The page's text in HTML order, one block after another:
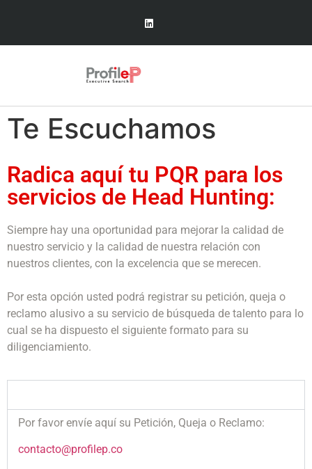
Te Escuchamos
Radica aquí tu PQR para los
servicios de Head Hunting:
Siempre hay una oportunidad para mejorar la calidad de
nuestro servicio y la calidad de nuestra relación con
nuestros clientes, con la excelencia que se merecen.
Por esta opción usted podrá registrar su petición, queja o
reclamo alusivo a su servicio de búsqueda de talento para lo
cual se ha dispuesto el siguiente formato para su
diligenciamiento.
Por favor envíe aquí su Petición, Queja o Reclamo:
contacto@profilep.co